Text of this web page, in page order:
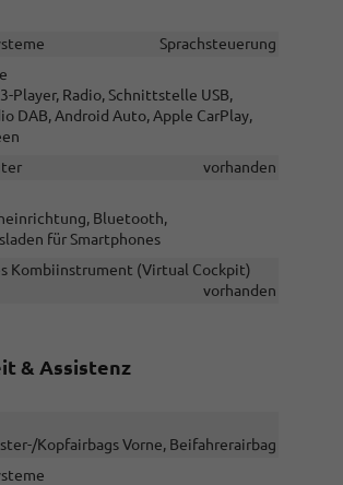
Sprachsteuerung
Player, Radio, Schnittstelle USB,
DAB, Android Auto, Apple CarPlay,
vorhanden
Bluetooth,
für Smartphones
Kombiinstrument (Virtual Cockpit)
vorhanden
& Assistenz
Kopfairbags Vorne, Beifahrerairbag